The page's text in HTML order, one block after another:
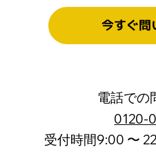
今すぐ問
電話での
0120-
受付時間9:00 〜